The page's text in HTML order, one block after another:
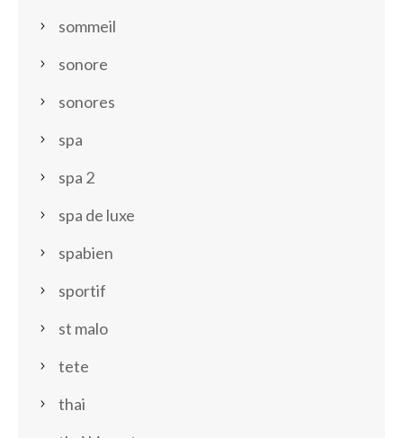
sommeil
sonore
sonores
spa
spa 2
spa de luxe
spabien
sportif
st malo
tete
thai